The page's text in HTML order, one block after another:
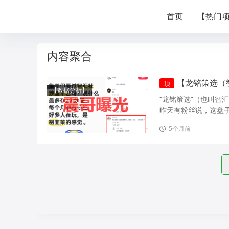
首页 【热门
内容聚合
【数据分析】
顶 【龙铭策选
“龙铭策选”（也叫智
昨天有粉丝说，这盘
5个月前